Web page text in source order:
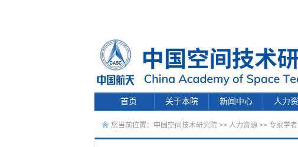
首页 关于本院 新闻中心 人力
您当前位置： 中国空间技术研究院 >> 人力资源 >> 专家学者